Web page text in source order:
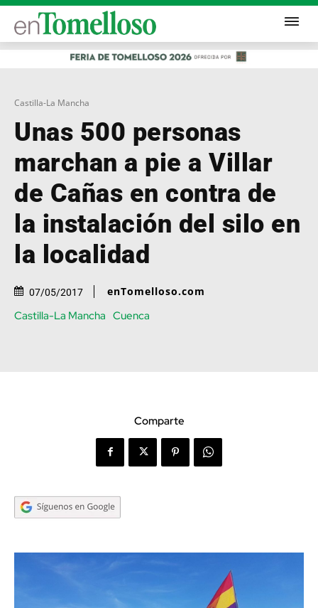
Castilla-La Mancha
Unas 500 personas
marchan a pie a Villar
de Cañas en contra de
la instalación del silo en
la localidad
07/05/2017 enTomelloso.com
Castilla-La Mancha Cuenca
Comparte